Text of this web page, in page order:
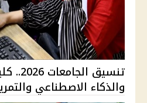
تنسيق
والذكاء الاصطناعي